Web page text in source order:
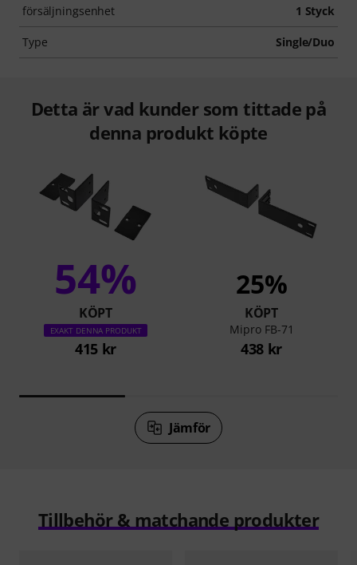
försäljningsenhet 1 Styck
Type Single/Duo
Detta är vad kunder som tittade på
denna produkt köpte
54%
KÖPT
EXAKT DENNA PRODUKT
415 kr
25%
KÖPT
Mipro FB-71
438 kr
Jämför
Tillbehör & matchande produkter